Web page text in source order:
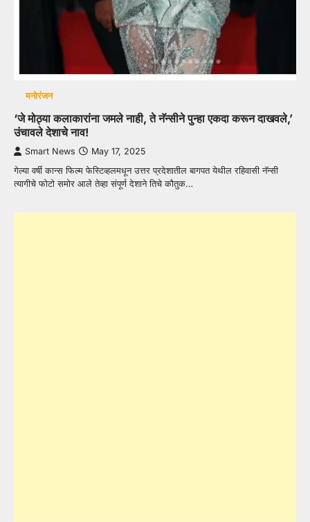
मनोरंजन
‘जे मोठ्या कलाकारांना जमले नाही, ते नॅन्सीने पुन्हा एकदा करून दाखवले,’
उंचावले देशाचे नाव!
Smart News May 17, 2025
गेल्या वर्षी कान्स फिल्म फेस्टिव्हलमधून उत्तर प्रदेशातील बागपत येथील रहिवासी नॅन्सी
त्यागीचे फोटो समोर आले तेव्हा संपूर्ण देशाने तिचे कौतुक…